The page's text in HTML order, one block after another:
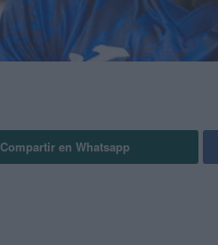
Compartir en Whatsapp